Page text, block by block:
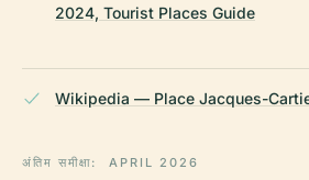
2024, Tourist Places Guide
Wikipedia — Place Jacques-
अंतिम समीक्षा: APRIL 2026